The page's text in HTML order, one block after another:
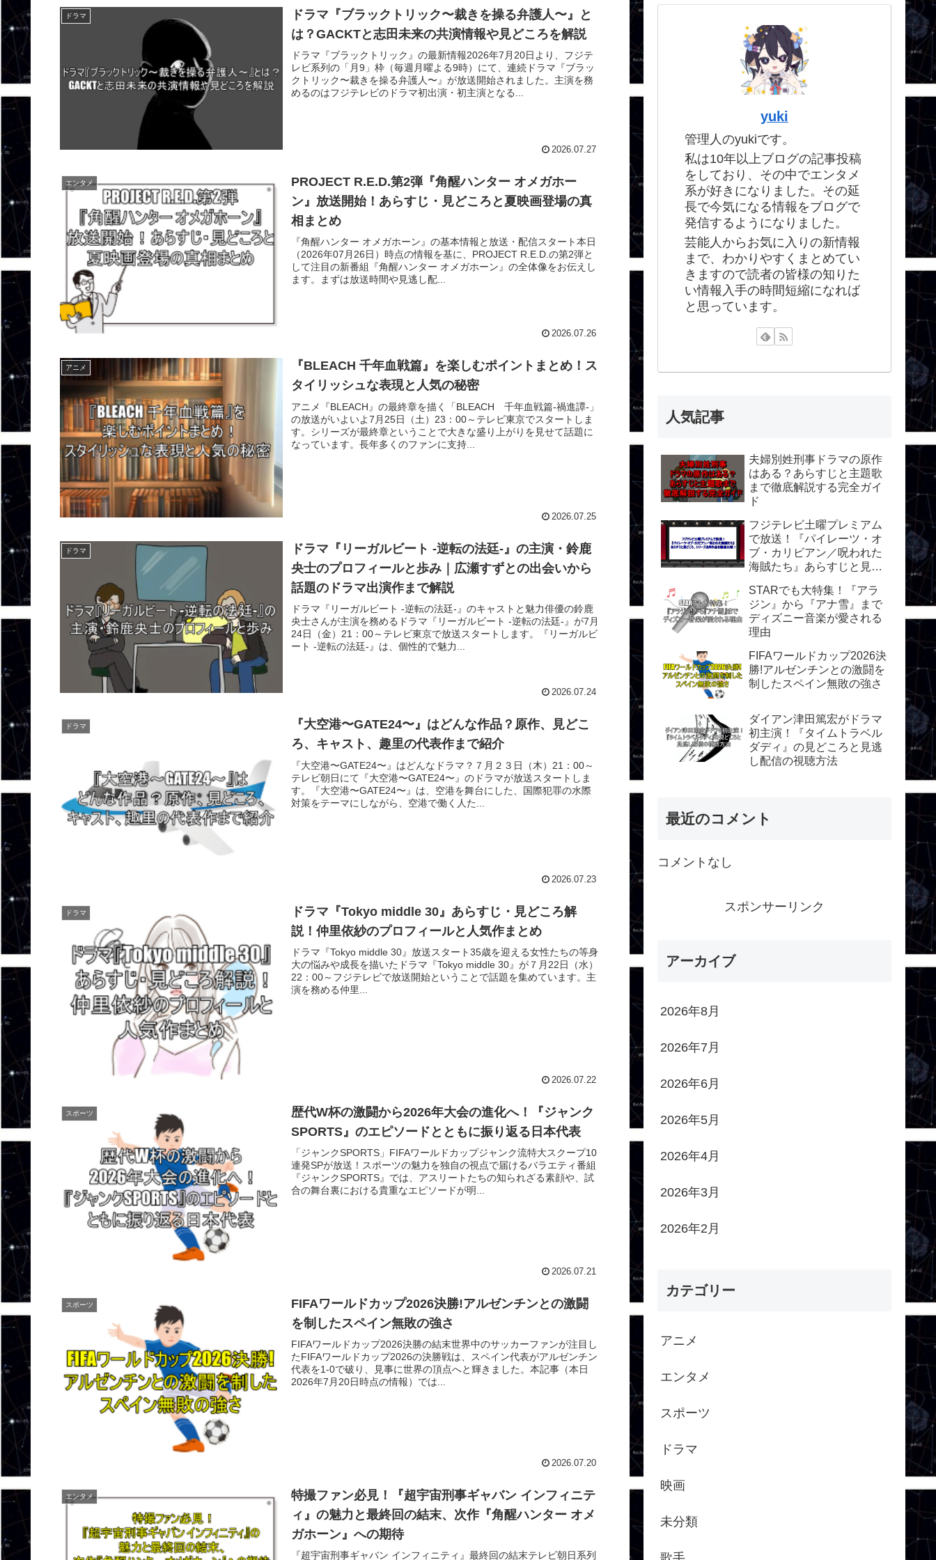
ドラマ
ドラマ『ブラックトリック〜裁きを操る弁護人〜』と
は？GACKTと志田未来の共演情報や見どころを解説
ドラマ『ブラックトリック』の最新情報2026年7月20日より、フジテ
レビ系列の「月9」枠（毎週月曜よる9時）にて、連続ドラマ『ブラッ
クトリック〜裁きを操る弁護人〜』が放送開始されました。主演を務
めるのはフジテレビのドラマ初出演・初主演となる...
2026.07.27
エンタメ
PROJECT R.E.D.第2弾『角醒ハンター オメガホー
ン』放送開始！あらすじ・見どころと夏映画登場の真
相まとめ
『角醒ハンター オメガホーン』の基本情報と放送・配信スタート本日
（2026年07月26日）時点の情報を基に、PROJECT R.E.D.の第2弾と
して注目の新番組『角醒ハンター オメガホーン』の全体像をお伝えし
ます。まずは放送時間や見逃し配...
2026.07.26
アニメ
『BLEACH 千年血戦篇』を楽しむポイントまとめ！ス
タイリッシュな表現と人気の秘密
アニメ『BLEACH』の最終章を描く「BLEACH 千年血戦篇-禍進譚-」
の放送がいよいよ7月25日（土）23：00～テレビ東京でスタートしま
す。シリーズが最終章ということで大きな盛り上がりを見せて話題に
なっています。長年多くのファンに支持...
2026.07.25
ドラマ
ドラマ『リーガルビート -逆転の法廷-』の主演・鈴鹿
央士のプロフィールと歩み｜広瀬すずとの出会いから
話題のドラマ出演作まで解説
ドラマ『リーガルビート -逆転の法廷-』のキャストと魅力俳優の鈴鹿
央士さんが主演を務めるドラマ『リーガルビート -逆転の法廷-』が7月
24日（金）21：00～テレビ東京で放送スタートします。『リーガルビ
ート -逆転の法廷-』は、個性的で魅力...
2026.07.24
ドラマ
『大空港〜GATE24〜』はどんな作品？原作、見どこ
ろ、キャスト、趣里の代表作まで紹介
『大空港〜GATE24〜』はどんなドラマ？７月２３日（木）21：00～
テレビ朝日にて『大空港〜GATE24〜』のドラマが放送スタートしま
す。『大空港〜GATE24〜』は、空港を舞台にした、国際犯罪の水際
対策をテーマにしながら、空港で働く人た...
2026.07.23
ドラマ
ドラマ『Tokyo middle 30』あらすじ・見どころ解
説！仲里依紗のプロフィールと人気作まとめ
ドラマ『Tokyo middle 30』放送スタート35歳を迎える女性たちの等身
大の悩みや成長を描いたドラマ『Tokyo middle 30』が７月22日（水）
22：00～フジテレビで放送開始ということで話題を集めています。主
演を務める仲里...
2026.07.22
スポーツ
歴代W杯の激闘から2026年大会の進化へ！『ジャンク
SPORTS』のエピソードとともに振り返る日本代表
「ジャンクSPORTS」FIFAワールドカップジャンク流特大スクープ10
連発SPが放送！スポーツの魅力を独自の視点で届けるバラエティ番組
『ジャンクSPORTS』では、アスリートたちの知られざる素顔や、試
合の舞台裏における貴重なエピソードが明...
2026.07.21
スポーツ
FIFAワールドカップ2026決勝!アルゼンチンとの激闘
を制したスペイン無敗の強さ
FIFAワールドカップ2026決勝の結末世界中のサッカーファンが注目し
たFIFAワールドカップ2026の決勝戦は、スペイン代表がアルゼンチン
代表を1-0で破り、見事に世界の頂点へと輝きました。本記事（本日
2026年7月20日時点の情報）では...
2026.07.20
エンタメ
特撮ファン必見！『超宇宙刑事ギャバン インフィニテ
ィ』の魅力と最終回の結末、次作『角醒ハンター オメ
ガホーン』への期待
『超宇宙刑事ギャバン インフィニティ』最終回の結末テレビ朝日系列
yuki
管理人のyukiです。
私は10年以上ブログの記事投稿
をしており、その中でエンタメ
系が好きになりました。その延
長で今気になる情報をブログで
発信するようになりました。
芸能人からお気に入りの新情報
まで、わかりやすくまとめてい
きますので読者の皆様の知りた
い情報入手の時間短縮になれば
と思っています。
人気記事
夫婦別姓刑事ドラマの原作
はある？あらすじと主題歌
まで徹底解説する完全ガイ
ド
フジテレビ土曜プレミアム
で放送！『パイレーツ・オ
ブ・カリビアン／呪われた
海賊たち』あらすじと見ど
徹底比較！
STARでも大特集！『アラ
ジン』から『アナ雪』まで
ディズニー音楽が愛される
理由
FIFAワールドカップ2026決
勝!アルゼンチンとの激闘を
制したスペイン無敗の強さ
ダイアン津田篤宏がドラマ
初主演！『タイムトラベル
ダディ』の見どころと見逃
し配信の視聴方法
最近のコメント
コメントなし
スポンサーリンク
アーカイブ
2026年8月
2026年7月
2026年6月
2026年5月
2026年4月
2026年3月
2026年2月
カテゴリー
アニメ
エンタメ
スポーツ
ドラマ
映画
未分類